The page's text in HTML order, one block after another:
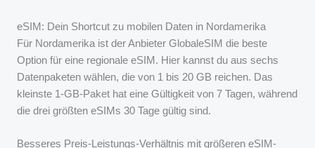
eSIM: Dein Shortcut zu mobilen Daten in Nordamerika
Für Nordamerika ist der Anbieter GlobaleSIM die beste
Option für eine regionale eSIM. Hier kannst du aus sechs
Datenpaketen wählen, die von 1 bis 20 GB reichen. Das
kleinste 1-GB-Paket hat eine Gültigkeit von 7 Tagen, während
die drei größten eSIMs 30 Tage gültig sind.
Besseres Preis-Leistungs-Verhältnis mit größeren eSIM-